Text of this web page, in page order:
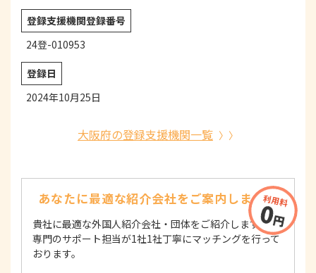
登録支援機関登録番号
24登-010953
登録日
2024年10月25日
大阪府の登録支援機関一覧
あなたに最適な紹介会社をご案内します！
貴社に最適な外国人紹介会社・団体をご紹介します！
専門のサポート担当が1社1社丁寧にマッチングを行って
おります。